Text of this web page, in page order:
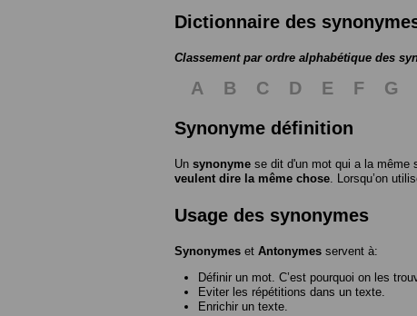
Dictionnaire des
Classement par ordre alphabétique des
A B C D E F G
Synonyme définition
Un synonyme se dit d'un mot qui a la même
veulent dire la même chose . Lorsqu’on
Usage des synonymes
Synonymes et Antonymes servent à:
Définir un mot. C’est pourquoi on les
Eviter les répétitions dans un texte.
Enrichir un texte.